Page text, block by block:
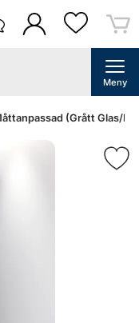
Meny
(Grått Glas/